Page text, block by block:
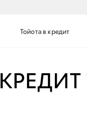
Тойота в кредит
КРЕДИТ